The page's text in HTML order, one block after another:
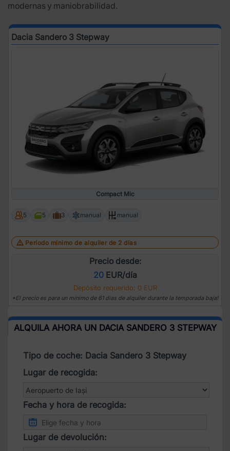
modernas y maniobrabilidad.
Dacia Sandero 3 Stepway
Compact Mic
5 5 3 manual manual
Período mínimo de alquiler de 2 días
Precio desde:
20EUR/día
Depósito requerido: 0 EUR
*El precio es para un mínimo de 61 días de alquiler durante la temporada baja!
ALQUILA AHORA UN DACIA SANDERO 3 STEPWAY
Tipo de coche: Dacia Sandero 3 Stepway
Lugar de recogida:
Fecha y hora de recogida:
Lugar de devolución: